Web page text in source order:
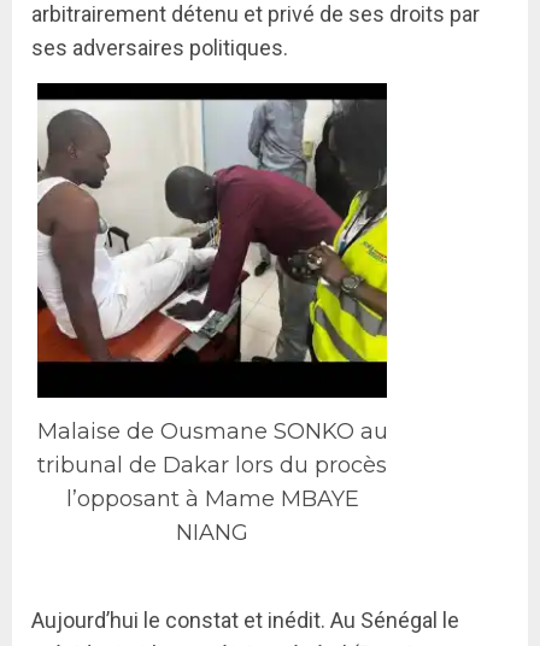
arbitrairement détenu et privé de ses droits par
ses adversaires politiques.
Malaise de Ousmane SONKO au
tribunal de Dakar lors du procès
l’opposant à Mame MBAYE
NIANG
Aujourd’hui le constat et inédit. Au Sénégal le